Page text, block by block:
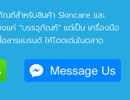
ณฑ์สำหรับสินค้า Skincare และ
งแค่ “บรรจุภัณฑ์” แต่เป็น เครื่องมือ
สารแบรนด์ ให้โดดเด่นในตลาด